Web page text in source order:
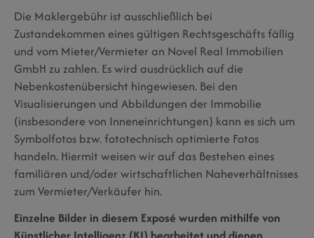
Die Maklergebühr ist ausschließlich bei
Zustandekommen eines gültigen Rechtsgeschäfts fällig
und vom Mieter/Vermieter an Novel Real Immobilien
GmbH zu zahlen. Es wird ausdrücklich auf die
Nebenkostenübersicht hingewiesen. Bei den
Visualisierungen und Abbildungen der Immobilie
(insbesondere von Inneneinrichtungen) kann es sich um
Symbolfotos bzw. fototechnisch optimierte Fotos
handeln. Hiermit weisen wir auf das Bestehen eines
familiären und/oder wirtschaftlichen Naheverhältnisses
zum Vermieter/Verkäufer hin.
Einzelne Bilder in diesem Exposé wurden mithilfe von